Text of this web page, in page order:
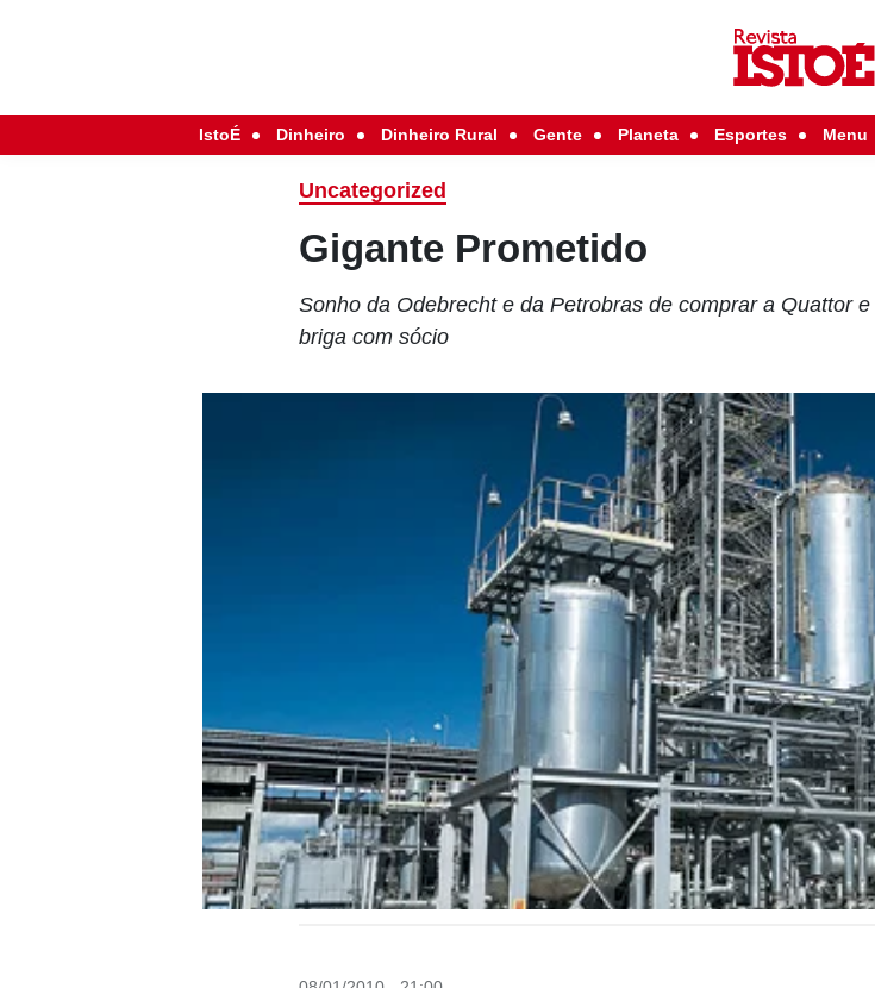
IstoÉ Dinheiro Dinheiro Rural Gente Planeta Esportes Menu
Uncategorized
Gigante Prometido
Sonho da Odebrecht e da Petrobras de comprar a Quattor
briga com sócio